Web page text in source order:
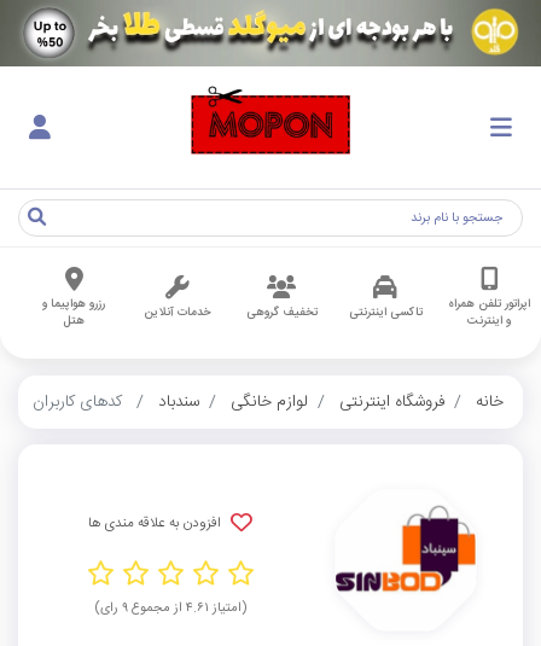
اپراتور تلفن همراه
و اینترنت
تاکسی اینترنتی تخفیف گروهی خدمات آنلاین
رزرو هواپیما و
هتل
خانه فروشگاه اینترنتی لوازم خانگی سندباد کدهای کاربران
افزودن به علاقه مندی ها
(امتیاز ۴.۶۱ از مجموع ۹ رای)